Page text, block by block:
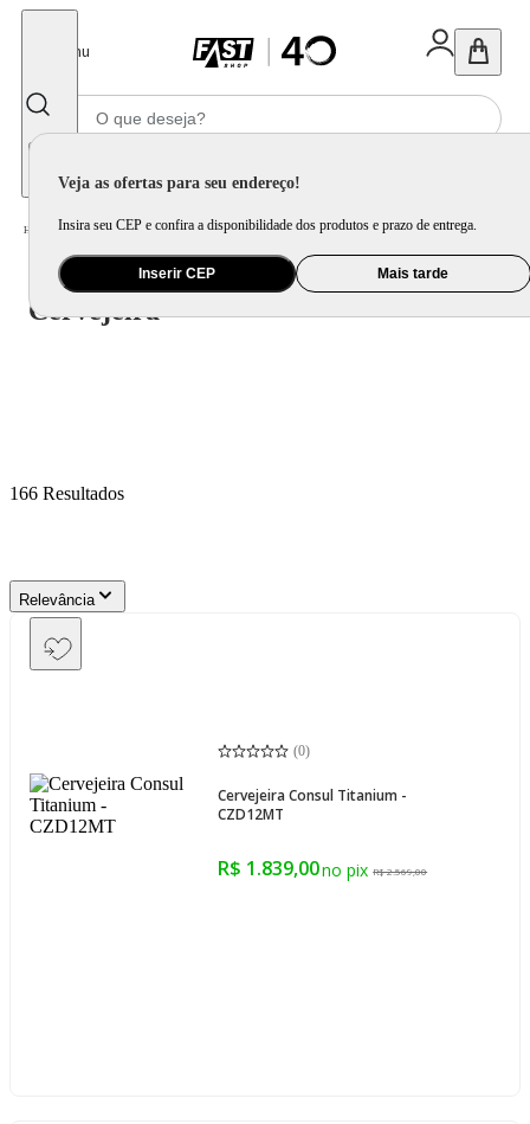
Menu
Veja as ofertas para seu endereço!
Insira seu CEP e confira a disponibilidade dos produtos e prazo de entrega.
Inserir CEP Mais tarde
Home Eletrodomésticos / Cervejeira e Frigobar / Cervejeira
Cervejeira
166 Resultados
Relevância
(0)
Cervejeira Consul Titanium -
CZD12MT
R$ 1.839,00 R$ 2.569,00